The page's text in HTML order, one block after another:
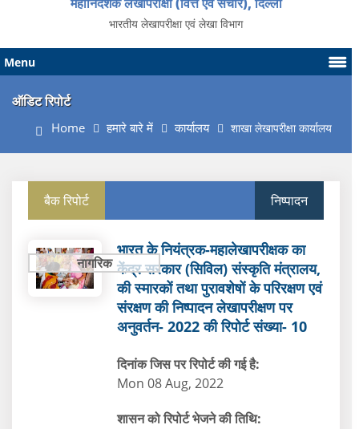
भारतीय लेखापरीक्षा एवं लेखा विभाग
Menu
ऑडिट रिपोर्ट
Home हमारे बारे में कार्यालय शाखा लेखापरीक्षा कार्यालय
बैक रिपोर्ट निष्‍पादन
नागरिक
भारत के नियंत्रक-महालेखापरीक्षक का
केंद्र सरकार (सिविल) संस्कृति मंत्रालय,
की स्मारकों तथा पुरावशेषों के परिरक्षण एवं
संरक्षण की निष्पादन लेखापरीक्षण पर
अनुवर्तन- 2022 की रिपोर्ट संख्या- 10
दिनांक जिस पर रिपोर्ट की गई है:
Mon 08 Aug, 2022
शासन को रिपोर्ट भेजने की तिथि: